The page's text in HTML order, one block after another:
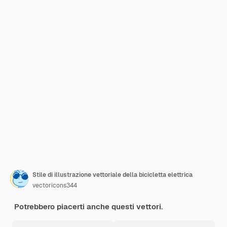
Stile di illustrazione vettoriale della bicicletta elettrica
vectoricons344
Potrebbero piacerti anche questi vettori.